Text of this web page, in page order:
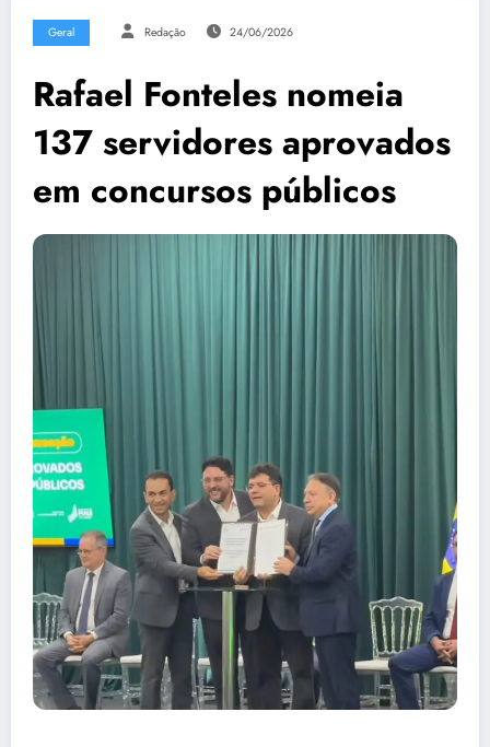
Geral Redação 24/06/2026
Rafael Fonteles nomeia
137 servidores aprovados
em concursos públicos